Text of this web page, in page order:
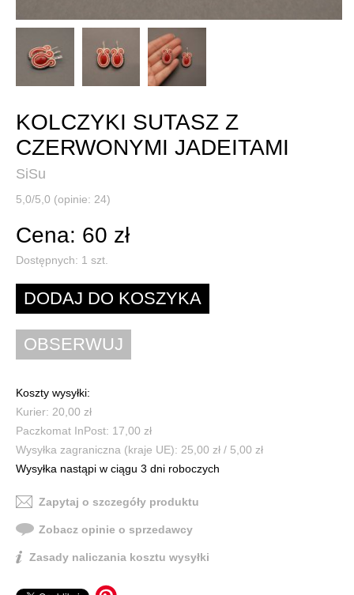
KOLCZYKI SUTASZ Z
CZERWONYMI JADEITAMI
SiSu
5,0/5,0 (opinie: 24)
Cena: 60 zł
Dostępnych: 1 szt.
Koszty wysyłki:
Kurier: 20,00 zł
Paczkomat InPost: 17,00 zł
Wysyłka zagraniczna (kraje UE): 25,00 zł / 5,00 zł
Wysyłka nastąpi w ciągu 3 dni roboczych
Zapytaj o szczegóły produktu
Zobacz opinie o sprzedawcy
Zasady naliczania kosztu wysyłki